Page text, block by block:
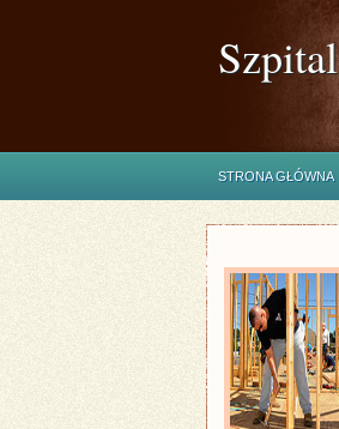
Szpital
STRONA GŁÓWNA